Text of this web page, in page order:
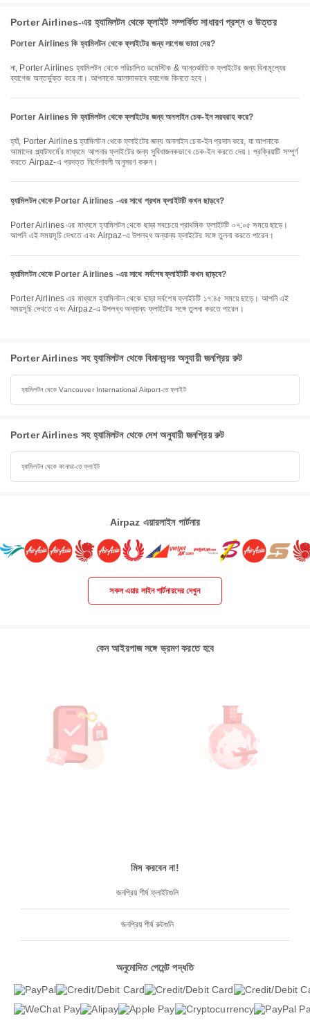
Porter Airlines-এর হ্যামিলটন থেকে ফ্লাইট সম্পর্কিত সাধারণ প্রশ্ন ও উত্তর
Porter Airlines কি হ্যামিলটন থেকে ফ্লাইটের জন্য লাগেজ ভাতা দেয়?
না, Porter Airlines হ্যামিলটন থেকে পরিচালিত ডমেস্টিক & আন্তর্জাতিক ফ্লাইটের জন্য বিনামূল্যের
ব্যাগেজ অন্তর্ভুক্ত করে না। আপনাকে আলাদাভাবে ব্যাগেজ কিনতে হবে।
Porter Airlines কি হ্যামিলটন থেকে ফ্লাইটের জন্য অনলাইন চেক-ইন সরবরাহ করে?
হ্যাঁ, Porter Airlines হ্যামিলটন থেকে ফ্লাইটের জন্য অনলাইন চেক-ইন প্রদান করে, যা আপনাকে
আমাদের প্ল্যাটফর্মের মাধ্যমে আপনার ফ্লাইটের জন্য সুবিধাজনকভাবে চেক-ইন করতে দেয়। প্রক্রিয়াটি সম্পূর্ণ
করতে Airpaz-এ প্রদত্ত নির্দেশাবলী অনুসরণ করুন।
হ্যামিলটন থেকে Porter Airlines -এর সাথে প্রথম ফ্লাইটটি কখন ছাড়বে?
Porter Airlines এর মাধ্যমে হ্যামিলটন থেকে ছাড়া সবচেয়ে প্রাথমিক ফ্লাইটটি ০৭:০৫ সময়ে ছাড়ে।
আপনি এই সময়সূচি দেখতে এবং Airpaz-এ উপলব্ধ অন্যান্য ফ্লাইটের সঙ্গে তুলনা করতে পারেন।
হ্যামিলটন থেকে Porter Airlines -এর সাথে সর্বশেষ ফ্লাইটটি কখন ছাড়বে?
Porter Airlines এর মাধ্যমে হ্যামিলটন থেকে ছাড়া সর্বশেষ ফ্লাইটটি ১৭:৪৫ সময়ে ছাড়ে। আপনি এই
সময়সূচি দেখতে এবং Airpaz-এ উপলব্ধ অন্যান্য ফ্লাইটের সঙ্গে তুলনা করতে পারেন।
Porter Airlines সহ হ্যামিলটন থেকে বিমানবন্দর অনুযায়ী জনপ্রিয় রুট
হ্যামিলটন থেকে Vancouver International Airport-তে ফ্লাইট
Porter Airlines সহ হ্যামিলটন থেকে দেশ অনুযায়ী জনপ্রিয় রুট
হ্যামিলটন থেকে কানাডা-তে ফ্লাইট
Airpaz এয়ারলাইন পার্টনার
সকল এয়ার লাইন পার্টনারদের দেখুন
কেন আইরপাজ সঙ্গে ভ্রমণ করতে হবে
মিস করবেন না!
জনপ্রিয় শীর্ষ ফ্লাইটগুলি
জনপ্রিয় শীর্ষ রুটগুলি
অনুমোদিত পেমেন্ট পদ্ধতি